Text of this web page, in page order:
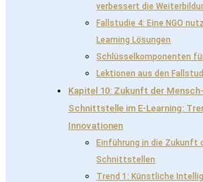
verbessert die
Fallstudie 4: Eine NGO
Learning Lösungen
Schlüsselkomponenten
Lektionen aus den
Kapitel 10: Zukunft der
Schnittstelle im E-Learning:
Innovationen
Einführung in die Zukunft
Schnittstellen
Trend 1: Künstliche